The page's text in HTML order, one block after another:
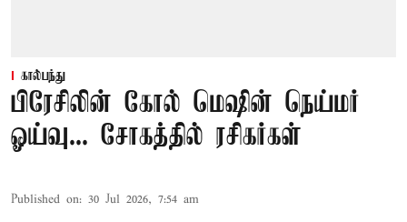
கால்பந்து
பிரேசிலின் கோல் மெஷின் நெய்மர்
ஓய்வு... சோகத்தில் ரசிகர்கள்
Published on: 30 Jul 2026, 7:54 am